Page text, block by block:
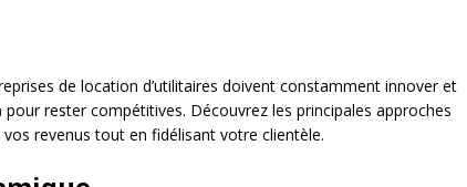
de location d’utilitaires doivent constamment innover et
rester compétitives. Découvrez les principales approches
revenus tout en fidélisant votre clientèle.